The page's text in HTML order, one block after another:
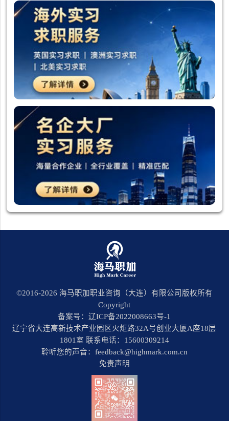
©2016-2026 海马职加职业咨询（大连）有限公司版权所有
Copyright
备案号：辽ICP备2022008663号-1
辽宁省大连高新技术产业园区火炬路32A号创业大厦A座18层
1801室 联系电话：15600309214
聆听您的声音：feedback@highmark.com.cn
免责声明